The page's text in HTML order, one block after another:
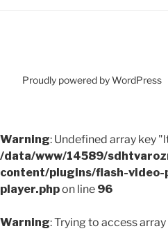
Proudly powered by WordPress
Warning: Undefined array key
/data/www/14589/
content/plugins/flash-
player.phpon line 96
Warning: Trying to access